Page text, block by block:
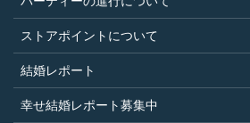
と
過去に会員登録を抹消され
止処分を受けたことがな
当社の提供するサービス
似のサービスを提供するこ
ストアポイントについて
結婚レポート
幸せ結婚レポート募集中